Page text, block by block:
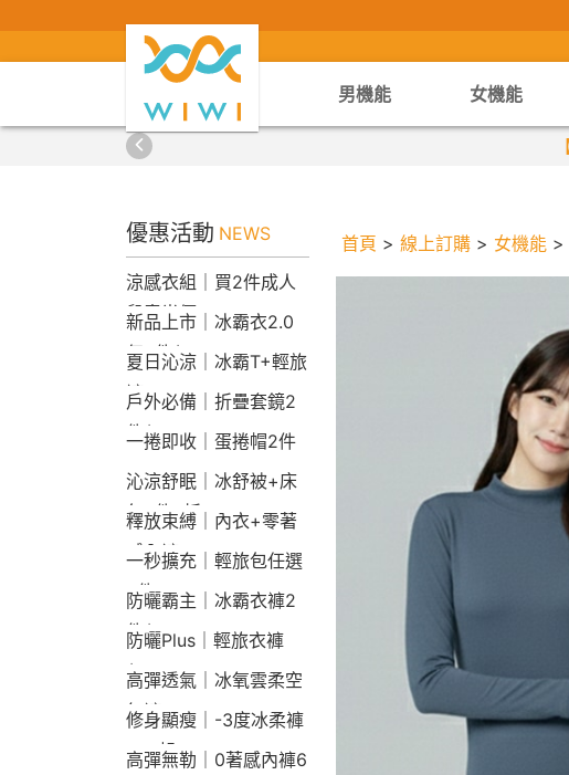
男機能 女機能
優惠活動 NEWS
涼感衣組｜買2件成人
兒童半價
新品上市｜冰霸衣2.0
任2件$2290
夏日沁涼｜冰霸T+輕旅
褲
戶外必備｜折疊套鏡2
件$1790
一捲即收｜蛋捲帽2件
1790
沁涼舒眠｜冰舒被+床
包2件9折
釋放束縛｜內衣+零著
感內褲
一秒擴充｜輕旅包任選
2件2190
防曬霸主｜冰霸衣褲2
件$1790
防曬Plus｜輕旅衣褲
$2190
高彈透氣｜冰氧雲柔空
氣褲
修身顯瘦｜-3度冰柔褲
790起
高彈無勒｜0著感內褲6
首頁 > 線上訂購 > 女機能 >